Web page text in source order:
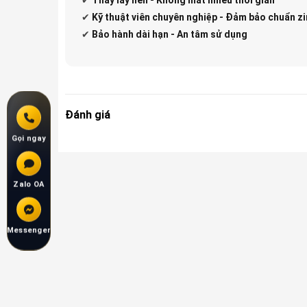
✔ Kỹ thuật viên chuyên nghiệp - Đảm bảo chuẩn
✔ Bảo hành dài hạn - An tâm sử dụng
Đánh giá
Gọi ngay
Zalo OA
Messenger